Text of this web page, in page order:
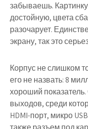
забываешь.
достойную, цвета
разочарует.
экрану, так это
Корпус не слишком
его не назвать: 8
хороший
выходов, среди
HDMI-порт, микро